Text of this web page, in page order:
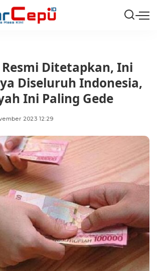
Resmi Ditetapkan, Ini
Diseluruh Indonesia,
Ini Paling Gede
2023 12:29